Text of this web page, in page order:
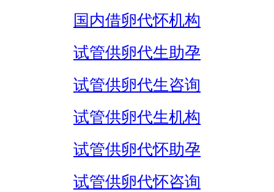
国内借卵代怀机构
试管供卵代生助孕
试管供卵代生咨询
试管供卵代生机构
试管供卵代怀助孕
试管供卵代怀咨询